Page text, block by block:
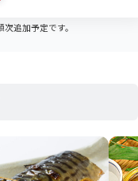
追加予定です。